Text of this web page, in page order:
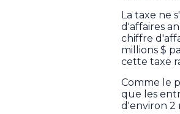
La taxe ne
d'affaires
chiffre
millions $
cette taxe
Comme le
que les
d'environ 2